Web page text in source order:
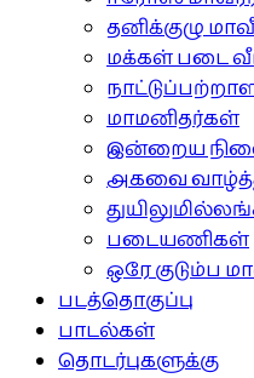
தனிக்குழு
மக்கள் படை
மாமனிதர்கள்
இன்றைய
அகவை
படையணிகள்
ஒரே குடும்ப
படத்தொகுப்பு
பாடல்கள்
தொடர்புகளுக்கு